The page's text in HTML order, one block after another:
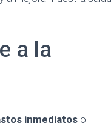
a la
inmediatos o